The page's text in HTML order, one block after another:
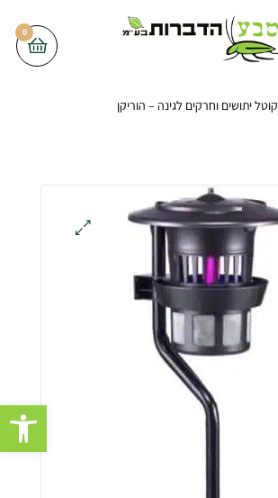
פתח סרגל נגישות
0
קוטל יתושים וחרקים לגינה – הוריקן